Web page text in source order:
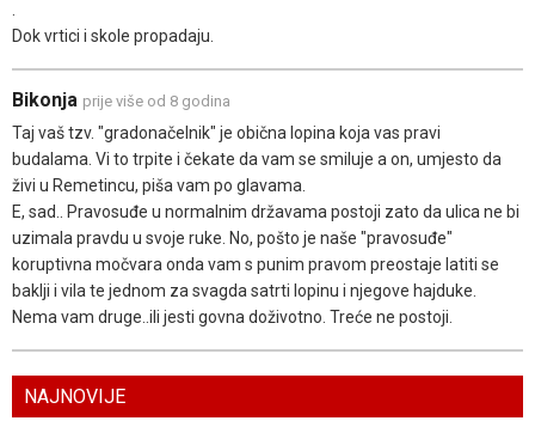
Dok vrtici i skole propadaju.
Bikonja prije više od 8 godina
Taj vaš tzv. "gradonačelnik" je obična lopina koja vas pravi
budalama. Vi to trpite i čekate da vam se smiluje a on, umjesto da
živi u Remetincu, piša vam po glavama.
E, sad.. Pravosuđe u normalnim državama postoji zato da ulica ne bi
uzimala pravdu u svoje ruke. No, pošto je naše "pravosuđe"
koruptivna močvara onda vam s punim pravom preostaje latiti se
baklji i vila te jednom za svagda satrti lopinu i njegove hajduke.
Nema vam druge..ili jesti govna doživotno. Treće ne postoji.
NAJNOVIJE